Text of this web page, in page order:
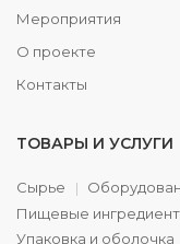
Мероприятия
О проекте
Контакты
ТОВАРЫ И УСЛУГИ
Сырье
Пищевые
Упаковка и оболочка